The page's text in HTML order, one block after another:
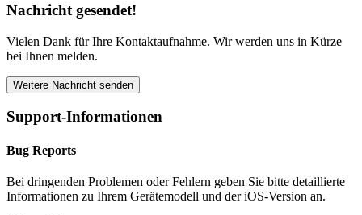
Nachricht gesendet!
Vielen Dank für Ihre Kontaktaufnahme. Wir werden uns in Kürze
bei Ihnen melden.
Weitere Nachricht senden
Support-Informationen
Bug Reports
Bei dringenden Problemen oder Fehlern geben Sie bitte detaillierte
Informationen zu Ihrem Gerätemodell und der iOS-Version an.